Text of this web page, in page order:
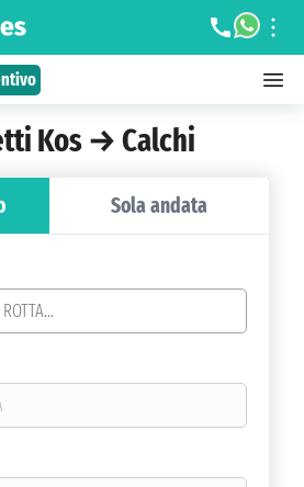
Kos → Calchi
Sola andata